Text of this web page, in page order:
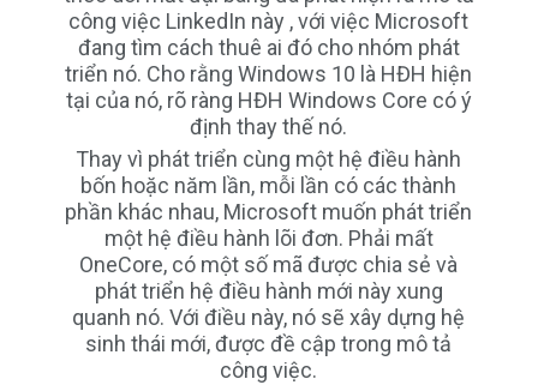
công việc LinkedIn này , với việc Microsoft
đang tìm cách thuê ai đó cho nhóm phát
triển nó. Cho rằng Windows 10 là HĐH hiện
tại của nó, rõ ràng HĐH Windows Core có ý
định thay thế nó.
Thay vì phát triển cùng một hệ điều hành
bốn hoặc năm lần, mỗi lần có các thành
phần khác nhau, Microsoft muốn phát triển
một hệ điều hành lõi đơn. Phải mất
OneCore, có một số mã được chia sẻ và
phát triển hệ điều hành mới này xung
quanh nó. Với điều này, nó sẽ xây dựng hệ
sinh thái mới, được đề cập trong mô tả
công việc.